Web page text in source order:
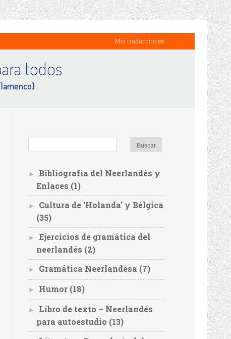
Mis traducciones
todos
►
Bibliografía del Neerlandés y
Enlaces (1)
►
Cultura de ‘Holanda’ y Bélgica
(35)
►
Ejercicios de gramática del
neerlandés (2)
► Gramática Neerlandesa (7)
► Humor (18)
►
Libro de texto – Neerlandés
para autoestudio (13)